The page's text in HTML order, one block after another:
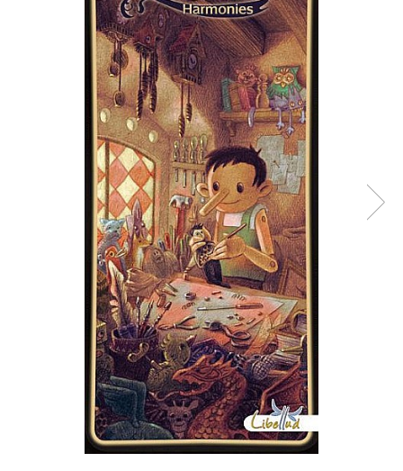
Final Girl - solo game
Miniaturi Arkham Horror
Miniaturi HEROCLIX
Accesorii pentru boardgames
Protectii carti (Sleeves)
Deck Boxes/Cutii pentru carti
Portofolii/ Clasoare pentru carti
The Army Painter
Organizatoare
Alte produse Hobby
Merch Lex Hobby Store